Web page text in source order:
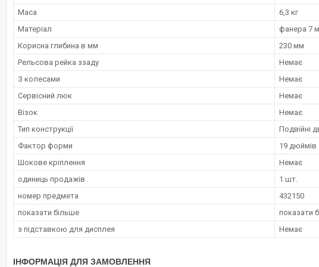
Маса
6,3 кг
Матеріал
фанера 7
Корисна глибина в мм
230 мм
Рельсова рейка ззаду
Немає
З колесами
Немає
Сервісний люк
Немає
Візок
Немає
Тип конструкції
Подвійні
Фактор форми
19 дюймів
Шокове кріплення
Немає
одиниць продажів
1 шт.
номер предмета
432150
показати більше
показати
з підставкою для дисплея
Немає
ІНФОРМАЦІЯ ДЛЯ ЗАМОВЛЕННЯ